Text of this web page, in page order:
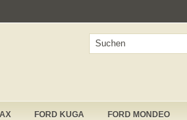
FORD KUGA FORD MONDEO